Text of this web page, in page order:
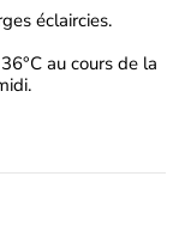
éclaircies.
au cours de la